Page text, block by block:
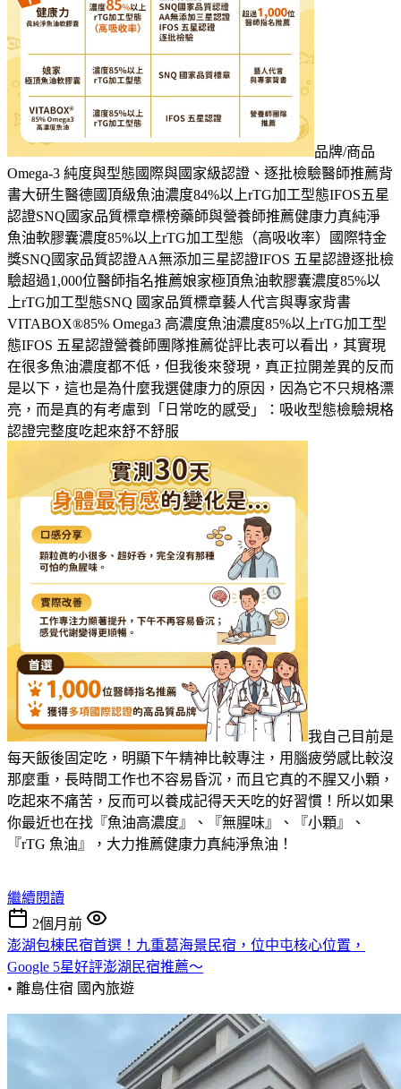
品牌/商品
Omega-3 純度與型態國際與國家級認證、逐批檢驗醫師推薦背
書大研生醫德國頂級魚油濃度84%以上rTG加工型態IFOS五星
認證SNQ國家品質標章標榜藥師與營養師推薦健康力真純淨
魚油軟膠囊濃度85%以上rTG加工型態（高吸收率）國際特金
獎SNQ國家品質認證AA無添加三星認證IFOS 五星認證逐批檢
驗超過1,000位醫師指名推薦娘家極頂魚油軟膠囊濃度85%以
上rTG加工型態SNQ 國家品質標章藝人代言與專家背書
VITABOX®85% Omega3 高濃度魚油濃度85%以上rTG加工型
態IFOS 五星認證營養師團隊推薦從評比表可以看出，其實現
在很多魚油濃度都不低，但我後來發現，真正拉開差異的反而
是以下，這也是為什麼我選健康力的原因，因為它不只規格漂
亮，而是真的有考慮到「日常吃的感受」：吸收型態檢驗規格
認證完整度吃起來舒不舒服
我自己目前是
每天飯後固定吃，明顯下午精神比較專注，用腦疲勞感比較沒
那麼重，長時間工作也不容易昏沉，而且它真的不腥又小顆，
吃起來不痛苦，反而可以養成記得天天吃的好習慣！所以如果
你最近也在找『魚油高濃度』、『無腥味』、『小顆』、
『rTG 魚油』，大力推薦健康力真純淨魚油！
繼續閱讀
2個月前
澎湖包棟民宿首選！九重葛海景民宿，位中屯核心位置，
Google 5星好評澎湖民宿推薦～
• 離島住宿 國內旅遊